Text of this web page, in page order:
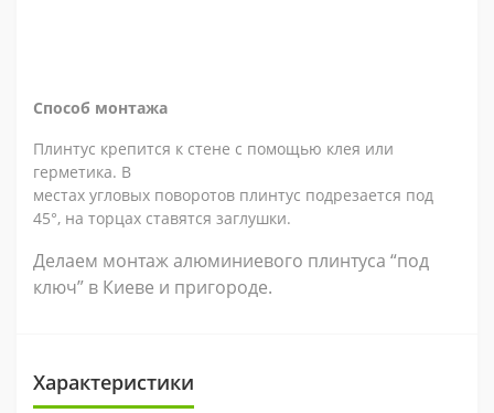
Способ монтажа
Плинтус крепится к стене с помощью клея или
герметика. В
местах угловых поворотов плинтус подрезается под
45°, на торцах ставятся заглушки.
Делаем монтаж алюминиевого плинтуса “под
ключ” в Киеве и пригороде.
Характеристики